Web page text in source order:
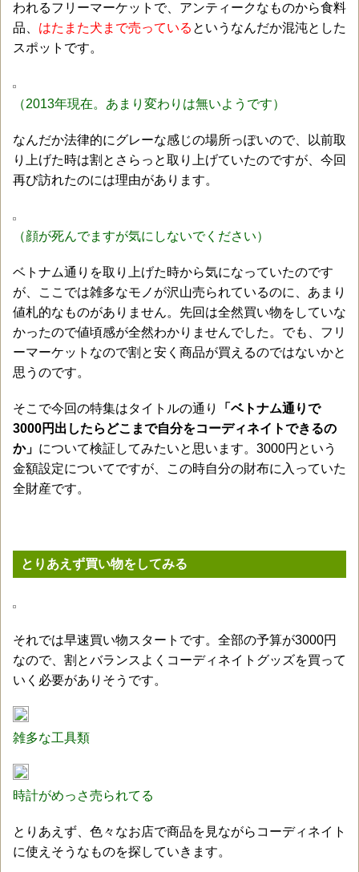
われるフリーマーケットで、アンティークなものから食料
品、 はたまた犬まで売っている というなんだか混沌とした
スポットです。
（2013年現在。あまり変わりは無いようです）
なんだか法律的にグレーな感じの場所っぽいので、以前取
り上げた時は割とさらっと取り上げていたのですが、今回
再び訪れたのには理由があります。
（顔が死んでますが気にしないでください）
ベトナム通りを取り上げた時から気になっていたのです
が、ここでは雑多なモノが沢山売られているのに、あまり
値札的なものがありません。先回は全然買い物をしていな
かったので値頃感が全然わかりませんでした。でも、フリ
ーマーケットなので割と安く商品が買えるのではないかと
思うのです。
そこで今回の特集はタイトルの通り
「ベトナム通りで
3000円出したらどこまで自分をコーディネイトできるの
か」 について検証してみたいと思います。3000円という
金額設定についてですが、この時自分の財布に入っていた
全財産です。
とりあえず買い物をしてみる
それでは早速買い物スタートです。全部の予算が3000円
なので、割とバランスよくコーディネイトグッズを買って
いく必要がありそうです。
雑多な工具類
時計がめっさ売られてる
とりあえず、色々なお店で商品を見ながらコーディネイト
に使えそうなものを探していきます。